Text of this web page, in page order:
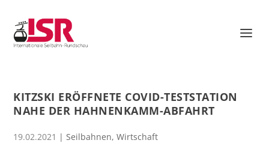
KITZSKI ERÖFFNETE COVID-TESTSTATION
NAHE DER HAHNENKAMM-ABFAHRT
19.02.2021 |Seilbahnen,Wirtschaft